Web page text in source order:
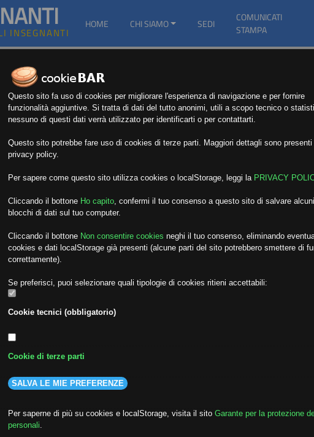
INSEGNANTI
HOME CHI SIAMO SEDI
COMUNICATI
STAMPA
Questo sito fa uso di cookies per migliorare l'esperienza di navigazione e per fornire
funzionalità aggiuntive. Si tratta di dati del tutto anonimi, utili a scopo tecnico o
nessuno di questi dati verrà utilizzato per identificarti o per contattarti.
Questo sito potrebbe fare uso di cookies di terze parti. Maggiori dettagli sono
privacy policy.
Per sapere come questo sito utilizza cookies o localStorage, leggi la PRIVACY
Cliccando il bottone Ho capito confermi il tuo consenso a questo sito di salvare
blocchi di dati sul tuo computer.
Cliccando il bottone Non consentire cookies neghi il tuo consenso, eliminando
cookies e dati localStorage già presenti (alcune parti del sito potrebbero smettere di
correttamente).
Se preferisci, puoi selezionare quali tipologie di cookies ritieni accettabili:
Cookie tecnici (obbligatorio)
Cookie di terze parti
SALVA LE MIE PREFERENZE
Per saperne di più su cookies e localStorage, visita il sito Garante per la protezione
personali